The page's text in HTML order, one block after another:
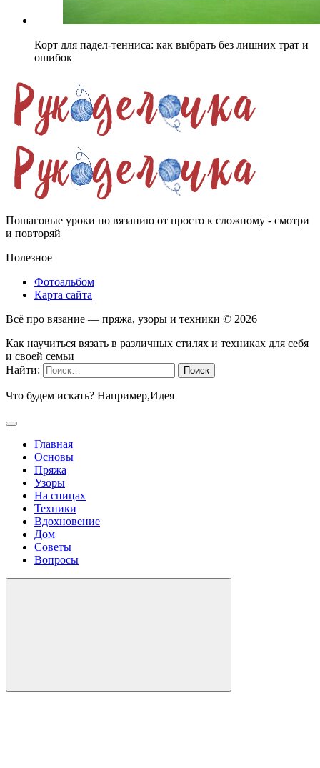
Корт для падел-тенниса: как выбрать без лишних трат и
ошибок
Пошаговые уроки по вязанию от просто к сложному - смотри
и повторяй
Полезное
Фотоальбом
Карта сайта
Всё про вязание — пряжа, узоры и техники © 2026
Как научиться вязать в различных стилях и техниках для себя
и своей семьи
Найти:
Что будем искать? Например,Идея
Главная
Основы
Пряжа
Узоры
На спицах
Техники
Вдохновение
Дом
Советы
Вопросы